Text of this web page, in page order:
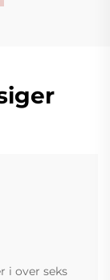
i over seks